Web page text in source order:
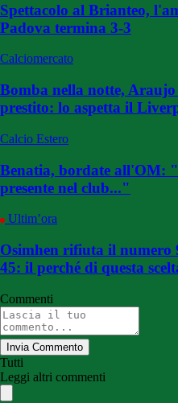
Spettacolo al Brianteo,
Padova termina 3-3
Calciomercato
Bomba nella notte,
prestito: lo aspetta il
Calcio Estero
Benatia, bordate all'OM:
presente nel club..."
Ultim’ora
Osimhen rifiuta il numero
45: il perché di questa
Commenti
Invia Commento
Tutti
Leggi altri commenti